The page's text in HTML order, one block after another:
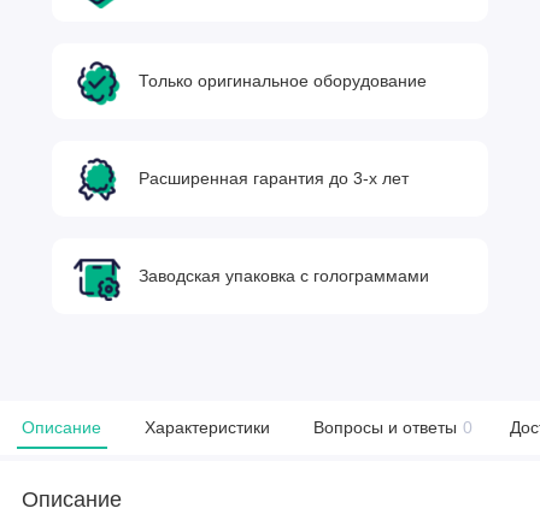
Только оригинальное оборудование
Расширенная гарантия до 3-х лет
Заводская упаковка с голограммами
Описание Характеристики Вопросы и ответы 0
Описание